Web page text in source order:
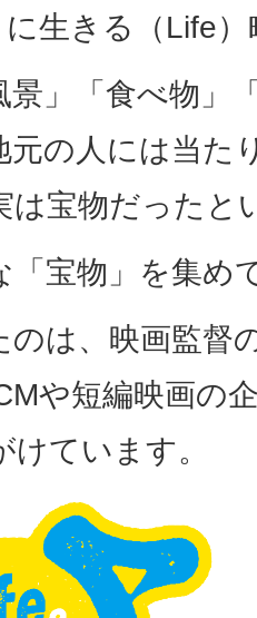
生きる（Life
景」「食べ物」
元の人には当た
は宝物だったと
「宝物」を集め
のは、映画監督
や短編映画の
ています。